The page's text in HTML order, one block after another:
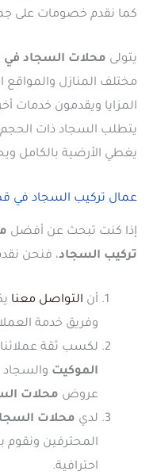
كما نقدم خصومات على
يتولى محلات السجاد
مختلف المنازل والمواقع
المزايا ويقدمون خدمات
يتطلب السجاد ذات الحجم
يغطي الأرضية بالكامل
عمال تركيب السجاد في
إذا كنت تبحث عن أفضل
تركيب السجاد، فنحن
أن التواصل معنا
وفريق خدمة العملاء متاح 24ساعة
لكسب ثقة
الموكيت والسجاد
عروض محلات
لدي محلات
المحترفين ونقوم
احترافية.